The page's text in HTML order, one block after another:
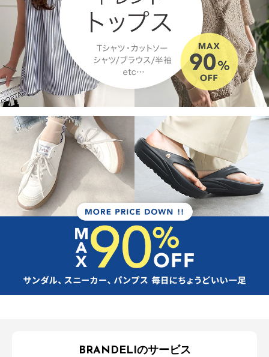
BRANDELIのサービス